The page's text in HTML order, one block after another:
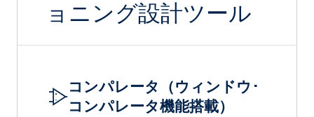
ョニング設計ツール
コンパレータ（ウィンドウ･
コンパレータ機能搭載）